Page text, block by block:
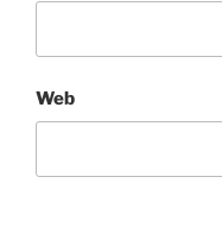
Web